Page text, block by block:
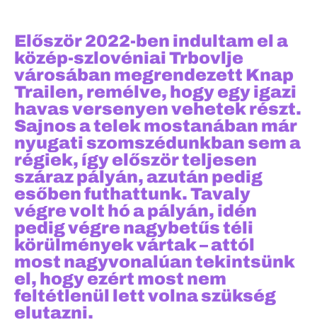
Először 2022-ben indultam el a
közép-szlovéniai Trbovlje
városában megrendezett Knap
Trailen, remélve, hogy egy igazi
havas versenyen vehetek részt.
Sajnos a telek mostanában már
nyugati szomszédunkban sem a
régiek, így először teljesen
száraz pályán, azután pedig
esőben futhattunk. Tavaly
végre volt hó a pályán, idén
pedig végre nagybetűs téli
körülmények vártak – attól
most nagyvonalúan tekintsünk
el, hogy ezért most nem
feltétlenül lett volna szükség
elutazni.